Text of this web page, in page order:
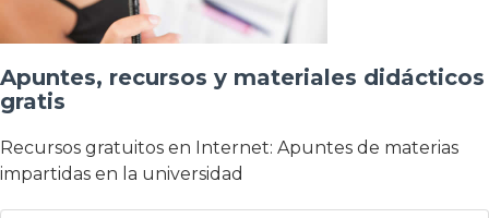
Apuntes, recursos y materiales didácticos
gratis
Recursos gratuitos en Internet: Apuntes de materias
impartidas en la universidad